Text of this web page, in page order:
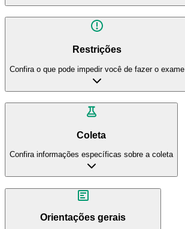
Restrições
Confira o que pode impedir você de fazer o exame
Coleta
Confira informações específicas sobre a coleta
Orientações gerais